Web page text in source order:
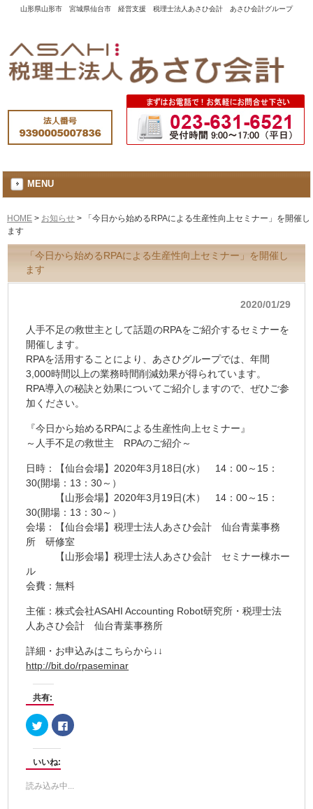
山形県山形市 宮城県仙台市 経営支援 税理士法人あさひ会計 あさひ会計グループ
MENU
HOME > お知らせ >
「今日から始めるRPAによる生産性向上セミナー」を開催し
ます
「今日から始めるRPAによる生産性向上セミナー」を開催し
ます
2020/01/29
人手不足の救世主として話題のRPAをご紹介するセミナーを
開催します。
RPAを活用することにより、あさひグループでは、年間
3,000時間以上の業務時間削減効果が得られています。
RPA導入の秘訣と効果についてご紹介しますので、ぜひご参
加ください。
『今日から始めるRPAによる生産性向上セミナー』
～人手不足の救世主 RPAのご紹介～
日時：【仙台会場】2020年3月18日(水） 14：00～15：
30(開場：13：30～）
【山形会場】2020年3月19日(木） 14：00～15：
30(開場：13：30～）
会場：【仙台会場】税理士法人あさひ会計 仙台青葉事務
所 研修室
【山形会場】税理士法人あさひ会計 セミナー棟ホー
ル
会費：無料
主催：株式会社ASAHI Accounting Robot研究所・税理士法
人あさひ会計 仙台青葉事務所
詳細・お申込みはこちらから↓↓
http://bit.do/rpaseminar
共有:
ク
リ
ク
し
て
Twitter
で
共
Facebook
で
ク
いいね:
読み込み中...